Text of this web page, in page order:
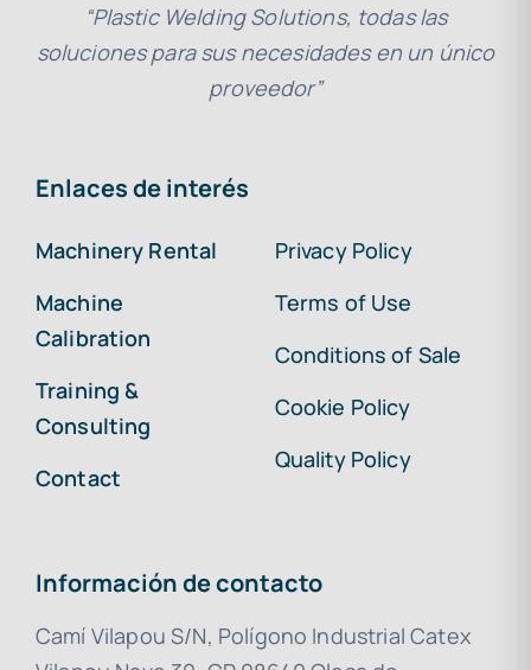
“Plastic Welding Solutions, todas las
soluciones para sus necesidades en un único
proveedor”
Enlaces de interés
Machinery Rental
Machine
Calibration
Training &
Consulting
Contact
Privacy Policy
Terms of Use
Conditions of Sale
Cookie Policy
Quality Policy
Información de contacto
Camí Vilapou S/N, Polígono Industrial Catex